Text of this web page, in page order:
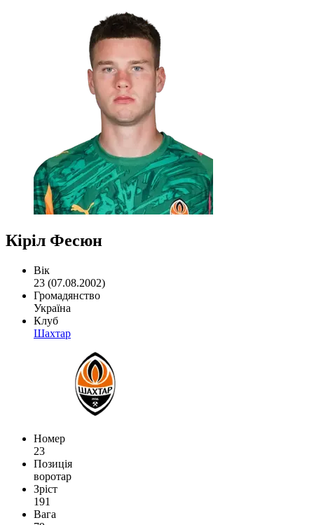
Кіріл Фесюн
Вік
23 (07.08.2002)
Громадянство
Україна
Клуб
Шахтар
Номер
23
Позиція
воротар
Зріст
191
Вага